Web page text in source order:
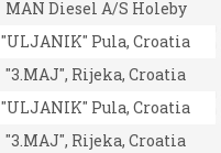
MAN Diesel A/S Holeby
"ULJANIK" Pula, Croatia
"3.MAJ", Rijeka, Croatia
"ULJANIK" Pula, Croatia
"3.MAJ", Rijeka, Croatia